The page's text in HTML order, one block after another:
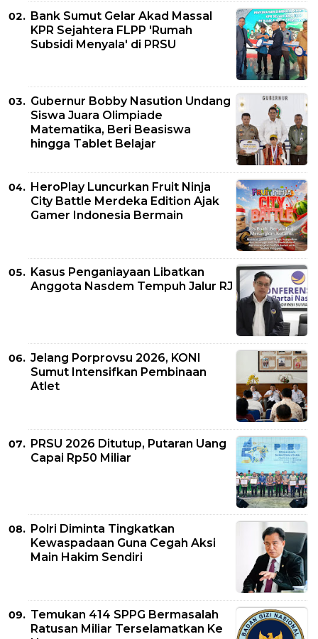
Bank Sumut Gelar Akad Massal
KPR Sejahtera FLPP 'Rumah
Subsidi Menyala' di PRSU
Gubernur Bobby Nasution Undang
Siswa Juara Olimpiade
Matematika, Beri Beasiswa
hingga Tablet Belajar
HeroPlay Luncurkan Fruit Ninja
City Battle Merdeka Edition Ajak
Gamer Indonesia Bermain
Kasus Penganiayaan Libatkan
Anggota Nasdem Tempuh Jalur RJ
Jelang Porprovsu 2026, KONI
Sumut Intensifkan Pembinaan
Atlet
PRSU 2026 Ditutup, Putaran Uang
Capai Rp50 Miliar
Polri Diminta Tingkatkan
Kewaspadaan Guna Cegah Aksi
Main Hakim Sendiri
Temukan 414 SPPG Bermasalah
Ratusan Miliar Terselamatkan Ke